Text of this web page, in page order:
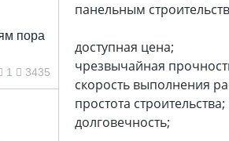
панельным
доступная цена;
чрезвычайная
скорость выполнения
простота строительства;
долговечность;
пора
1 3435